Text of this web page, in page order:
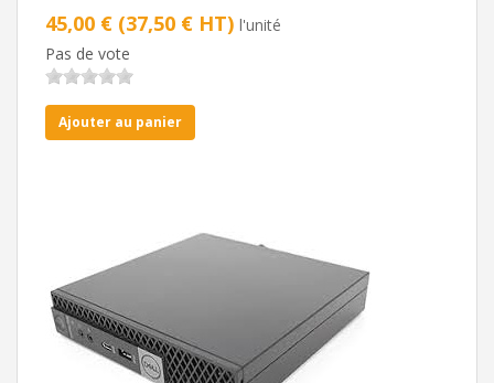
45,00 € (37,50 € HT) l'unité
Pas de vote
Ajouter au panier